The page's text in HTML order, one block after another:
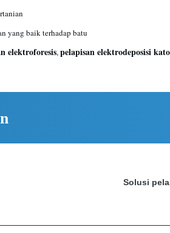
yang baik terhadap batu
elektroforesis,pelapisan elektrodeposisi
Solusi